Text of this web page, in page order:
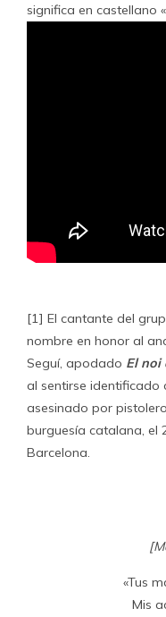
significa en castellano «
[1] El cantante del
nombre en honor al
Seguí, apodado El noi
al sentirse identificado
asesinado por
burguesía catalana, el
Barcelona.
«Tus
Mis